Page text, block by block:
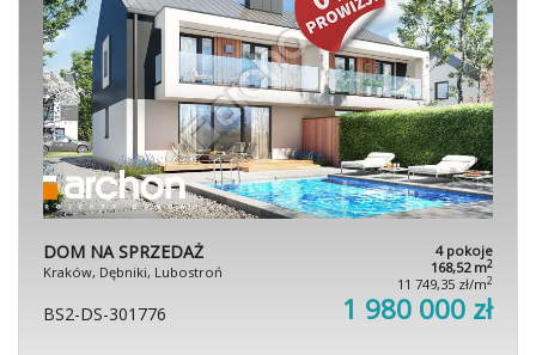
DOM NA SPRZEDAŻ
Kraków, Dębniki, Lubostroń
4 pokoje
168,52 m2
11 749,35 zł/m2
BS2-DS-301776 1 980 000 zł